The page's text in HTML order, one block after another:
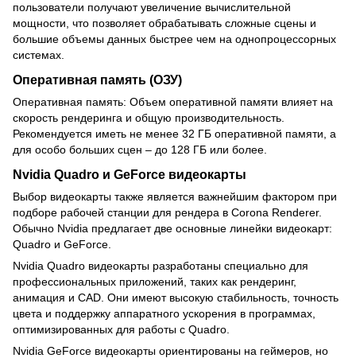
пользователи получают увеличение вычислительной
мощности, что позволяет обрабатывать сложные сцены и
большие объемы данных быстрее чем на однопроцессорных
системах.
Оперативная память (ОЗУ)
Оперативная память: Объем оперативной памяти влияет на
скорость рендеринга и общую производительность.
Рекомендуется иметь не менее 32 ГБ оперативной памяти, а
для особо больших сцен – до 128 ГБ или более.
Nvidia Quadro и GeForce видеокарты
Выбор видеокарты также является важнейшим фактором при
подборе рабочей станции для рендера в Corona Renderer.
Обычно Nvidia предлагает две основные линейки видеокарт:
Quadro и GeForce.
Nvidia Quadro видеокарты разработаны специально для
профессиональных приложений, таких как рендеринг,
анимация и CAD. Они имеют высокую стабильность, точность
цвета и поддержку аппаратного ускорения в программах,
оптимизированных для работы с Quadro.
Nvidia GeForce видеокарты ориентированы на геймеров, но